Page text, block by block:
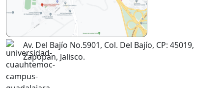
Av. Del Bajío No.5901, Col. Del Bajío, CP: 45019,
Zapopan, Jalisco.